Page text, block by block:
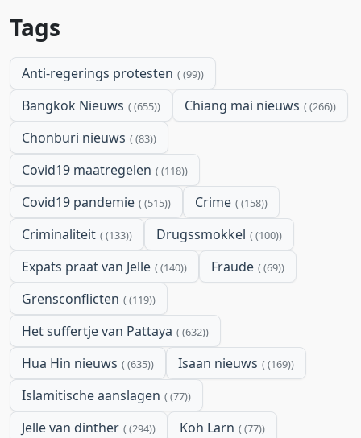
Tags
Anti-regerings protesten (99)
Bangkok Nieuws (655) Chiang mai nieuws (266)
Chonburi nieuws (83)
Covid19 maatregelen (118)
Covid19 pandemie (515) Crime (158)
Criminaliteit (133) Drugssmokkel (100)
Expats praat van Jelle (140) Fraude (69)
Grensconflicten (119)
Het suffertje van Pattaya (632)
Hua Hin nieuws (635) Isaan nieuws (169)
Islamitische aanslagen (77)
Jelle van dinther (294) Koh Larn (77)